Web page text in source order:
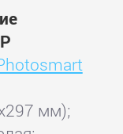
мм);